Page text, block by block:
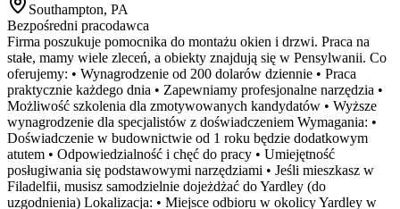
Southampton, PA
Bezpośredni pracodawca
Firma poszukuje pomocnika do montażu okien i drzwi. Praca na
stałe, mamy wiele zleceń, a obiekty znajdują się w Pensylwanii. Co
oferujemy: • Wynagrodzenie od 200 dolarów dziennie • Praca
praktycznie każdego dnia • Zapewniamy profesjonalne narzędzia •
Możliwość szkolenia dla zmotywowanych kandydatów • Wyższe
wynagrodzenie dla specjalistów z doświadczeniem Wymagania: •
Doświadczenie w budownictwie od 1 roku będzie dodatkowym
atutem • Odpowiedzialność i chęć do pracy • Umiejętność
posługiwania się podstawowymi narzędziami • Jeśli mieszkasz w
Filadelfii, musisz samodzielnie dojeżdżać do Yardley (do
uzgodnienia) Lokalizacja: • Miejsce odbioru w okolicy Yardley w